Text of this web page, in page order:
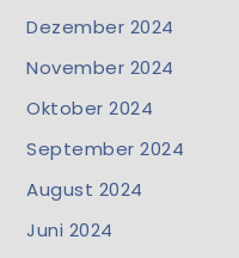
Dezember 2024
November 2024
Oktober 2024
September 2024
August 2024
Juni 2024